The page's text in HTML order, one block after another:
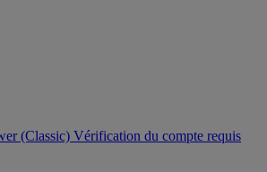
(Classic) Vérification du compte requis